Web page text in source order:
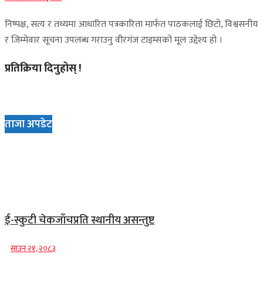
निष्पक्ष, सत्य र तथ्यमा आधारित पत्रकारिता मार्फत पाठकलाई छिटो, विश्वसनीय
र जिम्मेवार सूचना उपलब्ध गराउनु वीरगंज टाइम्सको मूल उद्देश्य हो ।
प्रतिक्रिया दिनुहोस् !
ताजा अपडेट
ई-स्कुटी चेकजाँचप्रति स्थानीय असन्तुष्ट
साउन २१, २०८३